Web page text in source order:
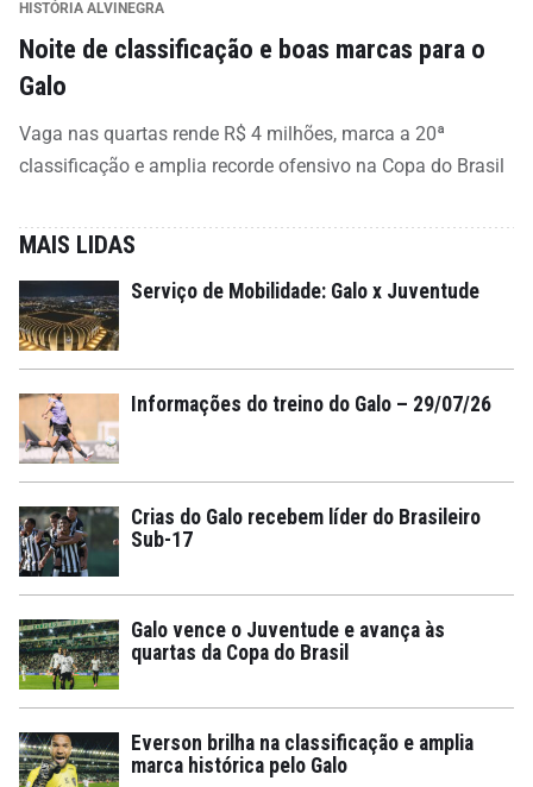
HISTÓRIA ALVINEGRA
Noite de classificação e boas marcas para o
Galo
Vaga nas quartas rende R$ 4 milhões, marca a 20ª
classificação e amplia recorde ofensivo na Copa do Brasil
MAIS LIDAS
Serviço de Mobilidade: Galo x Juventude
Informações do treino do Galo – 29/07/26
Crias do Galo recebem líder do Brasileiro
Sub-17
Galo vence o Juventude e avança às
quartas da Copa do Brasil
Everson brilha na classificação e amplia
marca histórica pelo Galo